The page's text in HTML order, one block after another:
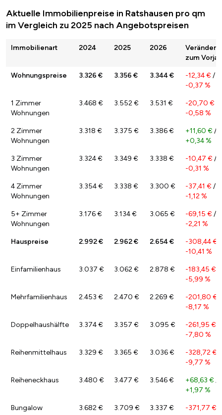
Aktuelle Immobilienpreise in Ratshausen pro qm
im Vergleich zu 2025 nach Angebotspreisen
Immobilienart 2024 2025 2026
zum
Wohnungspreise 3.326 € 3.356 € 3.344 € -12,34 € /
-0,37 %
1 Zimmer
Wohnungen
3.468 € 3.552 € 3.531 € -20,70 €
-0,58 %
2 Zimmer
Wohnungen
3.318 € 3.375 € 3.386 € +11,60 € /
+0,34 %
3 Zimmer
Wohnungen
3.324 € 3.349 € 3.338 € -10,47 € /
-0,31 %
4 Zimmer
Wohnungen
3.354 € 3.338 € 3.300 € -37,41 € /
-1,12 %
5+ Zimmer
Wohnungen
3.176 € 3.134 € 3.065 € -69,15 € /
-2,21 %
Hauspreise 2.992 € 2.962 € 2.654 € -308,44 €
-10,41 %
Einfamilienhaus 3.037 € 3.062 € 2.878 € -183,45 €
-5,99 %
Mehrfamilienhaus 2.453 € 2.470 € 2.269 € -201,80 €
-8,17 %
Doppelhaushälfte 3.374 € 3.357 € 3.095 € -261,95 €
-7,80 %
Reihenmittelhaus 3.329 € 3.365 € 3.036 € -328,72 €
-9,77 %
Reiheneckhaus 3.480 € 3.477 € 3.546 € +68,63 € /
+1,97 %
Bungalow 3.682 € 3.709 € 3.337 € -371,77 €